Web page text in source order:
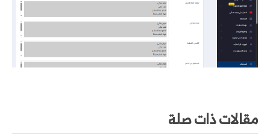
مقالات ذات صلة